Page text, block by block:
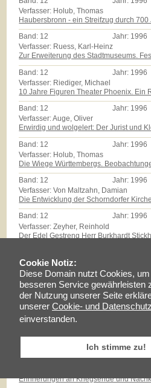
Cookie Notiz:
Diese Domain nutzt Cookies,
besseren Service gewährleisten
der Nutzung unserer Seite
unserer Cookie- und
einverstanden.
Ich stimme zu!
Verfasser: Holub, Thomas
Haubersbronn - ein Streifzug durch 700
Band: 12 Jahr: 1996
Verfasser: Ruess, Karl-Heinz
Zur Erweiterung des Stadtmuseums.
Band: 12 Jahr: 1996
Verfasser: Riediger, Michael
10 Jahre Figuren Theater Phoenix. Ein
Band: 12 Jahr: 1996
Verfasser: Auge, Oliver
Erwirdig und wolgelert: Der Jurist und
Band: 12 Jahr: 1996
Verfasser: Holub, Thomas
Die Wiege Württembergs.
Band: 12 Jahr: 1996
Verfasser: Von Maltzahn, Damian
Die Entwicklung der Schorndorfer
Band: 12 Jahr: 1996
Verfasser: Zeyher, Reinhold
Der Edel Gestreng Herr Burkhardt
Verfasser: Zollmann, Günther
Massenarmut und landwirtschaftliche
Band:12 Jahr:1996
Verfasser: Milz, Thomas
Götz E.Hübner - ein experimenteller
Band:12
Band:12 Jahr:1996
Erinnerungen an Kriegsende und